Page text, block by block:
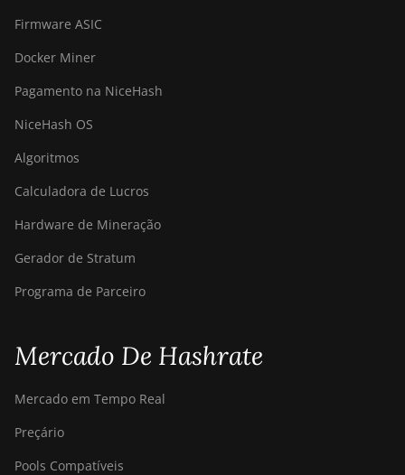
Firmware ASIC
Docker Miner
Pagamento na NiceHash
NiceHash OS
Algoritmos
Calculadora de Lucros
Hardware de Mineração
Gerador de Stratum
Programa de Parceiro
Mercado De Hashrate
Mercado em Tempo Real
Preçário
Pools Compatíveis